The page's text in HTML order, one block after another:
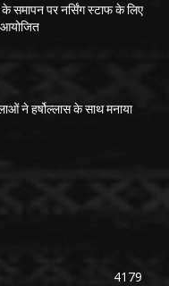
के समापन पर नर्सिंग स्टाफ के लिए
ने हर्षोल्लास के साथ मनाया
4179